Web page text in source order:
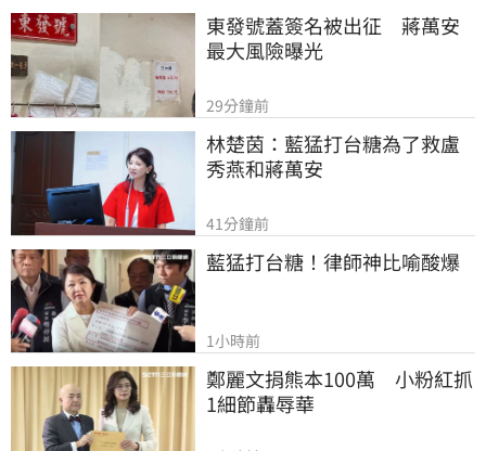
東發號蓋簽名被出征　蔣萬安
最大風險曝光
29分鐘前
林楚茵：藍猛打台糖為了救盧
秀燕和蔣萬安
41分鐘前
藍猛打台糖！律師神比喻酸爆
1小時前
鄭麗文捐熊本100萬　小粉紅抓
1細節轟辱華